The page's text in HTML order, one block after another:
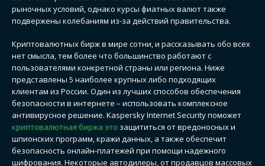
рыночных условий, однако курсы фиатных валют также
подвержены колебаниям из-за действий правительства.
Криптовалютных бирж в мире сотни, и рассказывать обо всех
нет смысла, тем более что большинство работают с
пользователями конкретной страны или региона. Ниже
представлены 5 наиболее крупных либо подходящих
клиентам из России. Один из лучших способов обеспечения
безопасности в интернете – использовать комплексное
антивирусное решение. Kaspersky Internet Security поможет
криптовалютная биржа это защититься от вредоносных и
шпионских программ, кражи данных, а также обеспечит
безопасность онлайн-платежей при помощи надежного
шифрования. Некоторые автодилеры, от продавцов массовых